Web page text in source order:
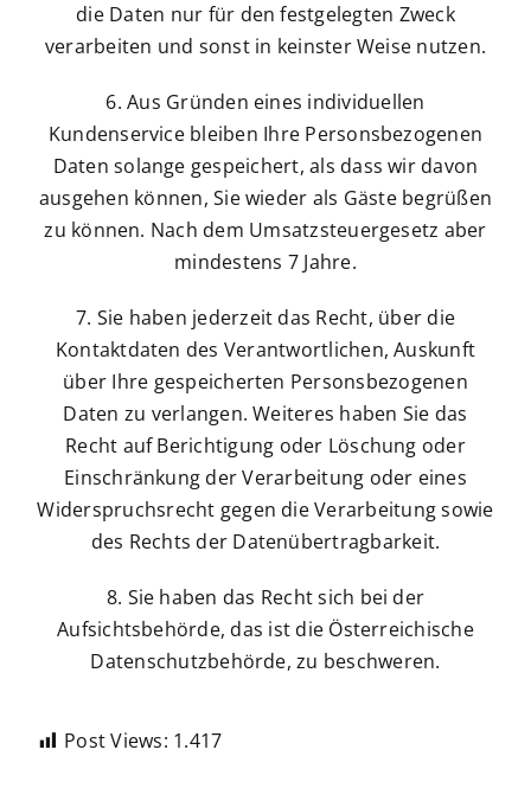
die Daten nur für den festgelegten Zweck
verarbeiten und sonst in keinster Weise nutzen.
6. Aus Gründen eines individuellen
Kundenservice bleiben Ihre Personsbezogenen
Daten solange gespeichert, als dass wir davon
ausgehen können, Sie wieder als Gäste begrüßen
zu können. Nach dem Umsatzsteuergesetz aber
mindestens 7 Jahre.
7. Sie haben jederzeit das Recht, über die
Kontaktdaten des Verantwortlichen, Auskunft
über Ihre gespeicherten Personsbezogenen
Daten zu verlangen. Weiteres haben Sie das
Recht auf Berichtigung oder Löschung oder
Einschränkung der Verarbeitung oder eines
Widerspruchsrecht gegen die Verarbeitung sowie
des Rechts der Datenübertragbarkeit.
8. Sie haben das Recht sich bei der
Aufsichtsbehörde, das ist die Österreichische
Datenschutzbehörde, zu beschweren.
Post Views: 1.417